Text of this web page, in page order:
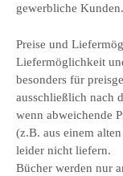
gewerbliche Kunden.
Preise und
Liefermöglichkeit
besonders für
ausschließlich nach
wenn abweichende
(z.B. aus einem
leider nicht liefern.
Bücher werden nur